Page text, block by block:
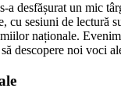
a desfășurat un mic
cu sesiuni de lectură
naționale.
descopere noi voci